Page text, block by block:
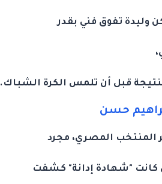
قبل أن تلمس الكرة الشباك.
حسن
المنتخب المصري، مجرد
كانت "شهادة إدانة" كشفت